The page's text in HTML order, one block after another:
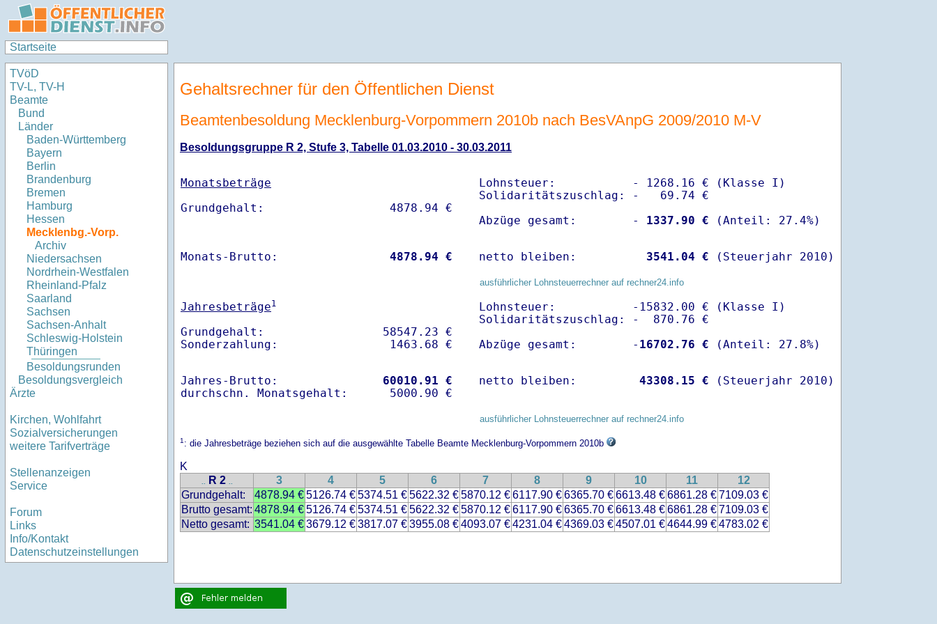
Startseite
TVöD
TV-L, TV-H
Beamte
Bund
Länder
Baden-Württemberg
Bayern
Berlin
Brandenburg
Bremen
Hamburg
Hessen
Mecklenbg.-Vorp.
Archiv
Niedersachsen
Nordrhein-Westfalen
Rheinland-Pfalz
Saarland
Sachsen
Sachsen-Anhalt
Schleswig-Holstein
Thüringen
Besoldungsrunden
Besoldungsvergleich
Ärzte
Kirchen, Wohlfahrt
Sozialversicherungen
weitere Tarifverträge
Stellenanzeigen
Service
Forum
Links
Info/Kontakt
Datenschutzeinstellungen
Gehaltsrechner für den Öffentlichen Dienst
Beamtenbesoldung Mecklenburg-Vorpommern 2010b nach BesVAnpG 2009/2010 M-V
Besoldungsgruppe R 2, Stufe 3, Tabelle 01.03.2010 - 30.03.2011
Monatsbeträge
Lohnsteuer:           - 1268.16 € (Klasse I)
Solidaritätszuschlag: -   69.74 €
Abzüge gesamt:        -
1337.90 €
Monats-Brutto: 4878.94 € netto bleiben: 3541.04 € (Steuerjahr 2010)
ausführlicher Lohnsteuerrechner auf rechner24.info
Jahresbeträge1
Grundgehalt:                 58547.23 €
Lohnsteuer:           -15832.00 € (Klasse I)
Solidaritätszuschlag: -  870.76 €
Abzüge gesamt:        - 16702.76 €
Jahres-Brutto: 60010.91 €
netto bleiben: 43308.15 € (Steuerjahr 2010)
ausführlicher Lohnsteuerrechner auf rechner24.info
1: die Jahresbeträge beziehen sich auf die ausgewählte Tabelle Beamte Mecklenburg-Vorpommern 2010b
K
.. R 2 .. 3 4 5 6 7 8 9 10 11
12
Grundgehalt:
4878.94 €5126.74 €5374.51 €5622.32 €5870.12 €6117.90 €6365.70 €6613.48 €6861.28 €7109.03 €
Brutto gesamt: 4878.94 €5126.74 €5374.51 €5622.32 €5870.12 €6117.90 €6365.70 €6613.48 €6861.28 €7109.03 €
Netto gesamt: 3541.04 €3679.12 €3817.07 €3955.08 €4093.07 €4231.04 €4369.03 €4507.01 €4644.99 €4783.02 €